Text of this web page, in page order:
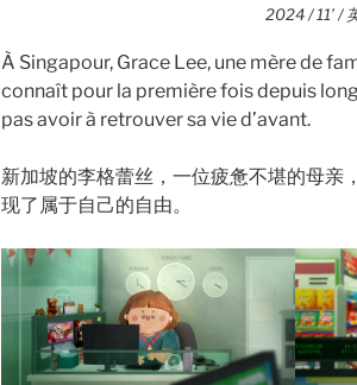
2024 /11’/
À Singapour, Grace Lee, une mère de
connaît pour la première fois depuis
pas avoir à retrouver sa vie d’avant.
新加坡的李格蕾丝，一位疲惫不堪的母亲
现了属于自己的自由。